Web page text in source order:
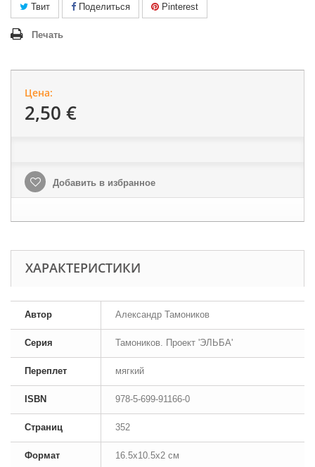
Твит Поделиться Pinterest
Печать
Цена:
2,50 €
Добавить в избранное
ХАРАКТЕРИСТИКИ
Автор Александр Тамоников
Серия Тамоников. Проект 'ЭЛЬБА'
Переплет мягкий
ISBN 978-5-699-91166-0
Страниц 352
Формат 16.5x10.5x2 см